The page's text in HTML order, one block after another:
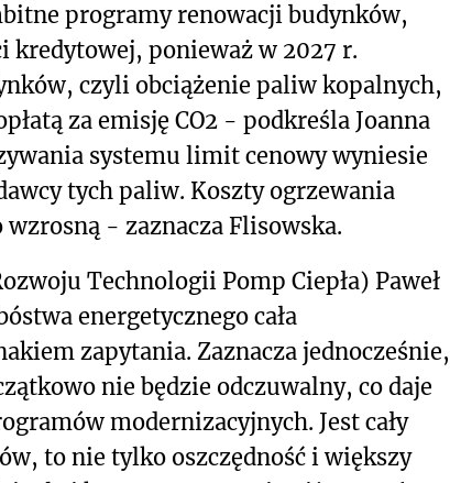
programy renowacji budynków,
kredytowej, ponieważ w 2027 r.
czyli obciążenie paliw kopalnych,
za emisję CO2 - podkreśla Joanna
systemu limit cenowy wyniesie
tych paliw. Koszty ogrzewania
- zaznacza Flisowska.
Technologii Pomp Ciepła) Paweł
energetycznego cała
zapytania. Zaznacza jednocześnie,
nie będzie odczuwalny, co daje
modernizacyjnych. Jest cały
to nie tylko oszczędność i większy